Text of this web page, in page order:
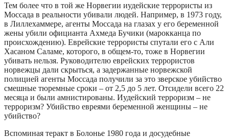
Тем более что в той же Норвегии иудейские террористы из
Моссада в реальности убивали людей. Например, в 1973 году,
в Лиллехаммере, агенты Моссада на глазах у его беременной
жены убили официанта Ахмеда Бучики (марокканца по
происхождению). Еврейские террористы спутали его с Али
Хасаном Саламе, которого, в общем-то, тоже в Норвегии
убивать нельзя. Руководителю еврейских террористов
норвежцы дали скрыться, а задержанные норвежской
полицией агенты Моссада получили за это зверское убийство
смешные тюремные сроки – от 2,5 до 5 лет. Отсидели всего 22
месяца и были амнистированы. Иудейский терроризм – не
терроризм? Убийство евреями беременной женщины – не
убийство?
Вспоминая теракт в Болонье 1980 года и досудебные